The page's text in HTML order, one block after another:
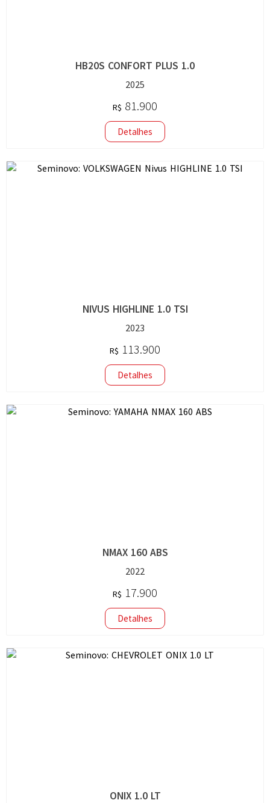
HB20S CONFORT PLUS 1.0
2025
R$ 81.900
Detalhes
NIVUS HIGHLINE 1.0 TSI
2023
R$ 113.900
Detalhes
NMAX 160 ABS
2022
R$ 17.900
Detalhes
ONIX 1.0 LT